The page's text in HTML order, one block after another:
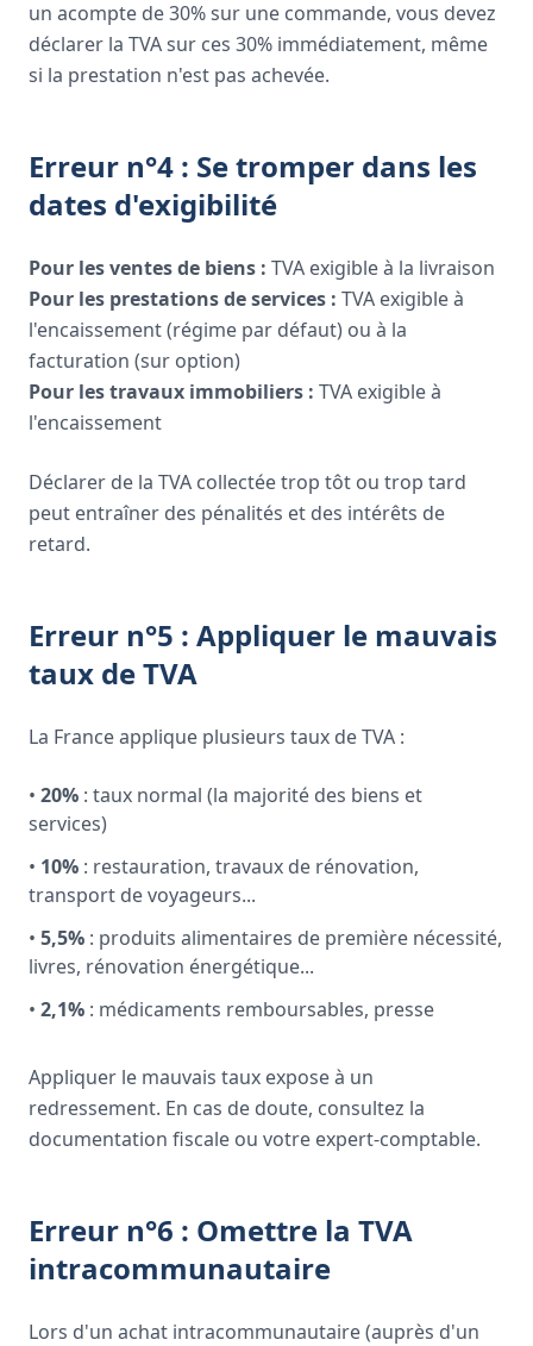
un acompte de 30% sur une commande, vous devez
déclarer la TVA sur ces 30% immédiatement, même
si la prestation n'est pas achevée.
Erreur n°4 : Se tromper dans les
dates d'exigibilité
Pour les ventes de biens : TVA exigible à la livraison
Pour les prestations de services : TVA exigible à
l'encaissement (régime par défaut) ou à la
facturation (sur option)
Pour les travaux immobiliers : TVA exigible à
l'encaissement
Déclarer de la TVA collectée trop tôt ou trop tard
peut entraîner des pénalités et des intérêts de
retard.
Erreur n°5 : Appliquer le mauvais
taux de TVA
La France applique plusieurs taux de TVA :
• 20% : taux normal (la majorité des biens et
services)
• 10% : restauration, travaux de rénovation,
transport de voyageurs...
• 5,5% : produits alimentaires de première nécessité,
livres, rénovation énergétique...
• 2,1% : médicaments remboursables, presse
Appliquer le mauvais taux expose à un
redressement. En cas de doute, consultez la
documentation fiscale ou votre expert-comptable.
Erreur n°6 : Omettre la TVA
intracommunautaire
Lors d'un achat intracommunautaire (auprès d'un